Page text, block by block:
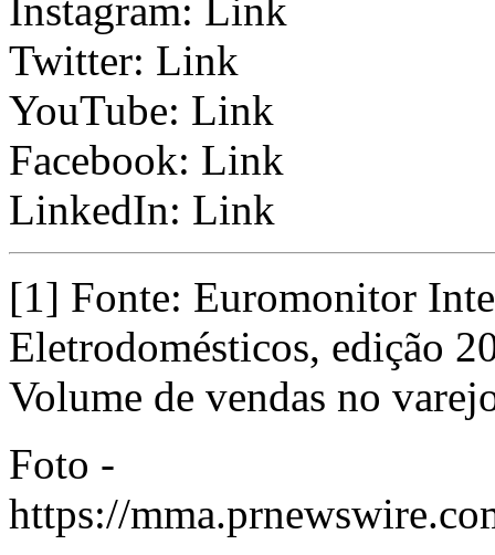
Instagram: Link
Twitter: Link
YouTube: Link
Facebook: Link
LinkedIn: Link
[1] Fonte: Euromonitor
Eletrodomésticos, edição
Volume de vendas no
Foto -
https://